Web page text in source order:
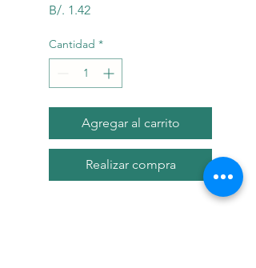
B/. 1.42Precio
Cantidad *
Agregar al carrito
Realizar compra